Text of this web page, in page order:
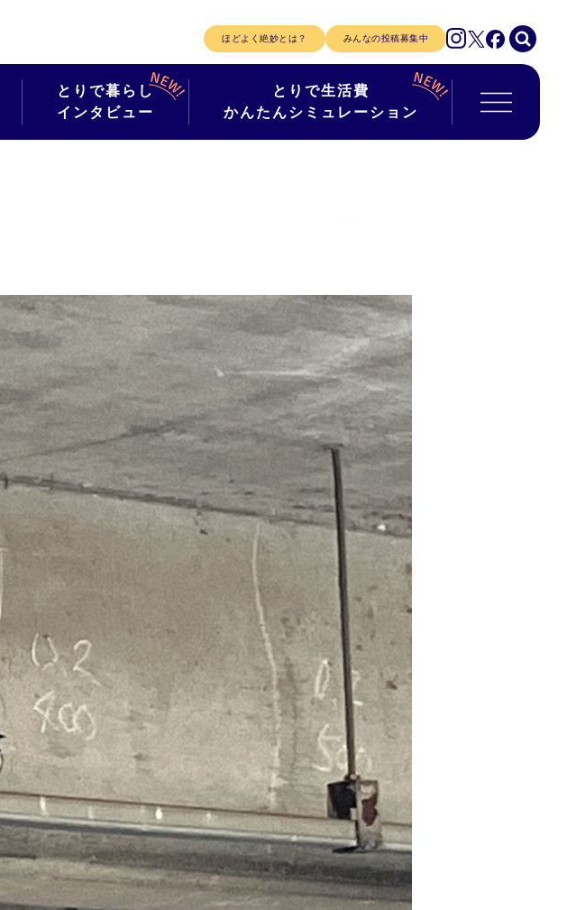
ほどよく絶妙とは？ みんなの投稿募集中
とりで暮らし
インタビュー
とりで生活費
かんたんシミュレーション